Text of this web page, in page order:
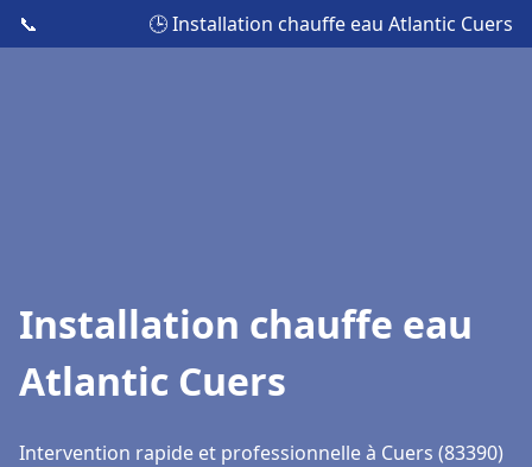
📞 🕒 Installation chauffe eau Atlantic Cuers
Installation chauffe eau
Atlantic Cuers
Intervention rapide et professionnelle à Cuers (83390)